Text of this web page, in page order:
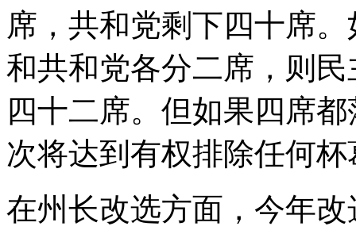
席，共和党剩下四十席
和共和党各分二席，则
四十二席。但如果四席
次将达到有权排除任何
在州长改选方面，今年